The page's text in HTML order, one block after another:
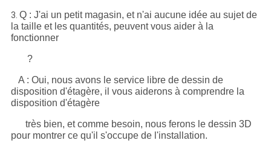
3. Q : J'ai un petit magasin, et n'ai aucune idée au sujet de
la taille et les quantités, peuvent vous aider à la
fonctionner
?
A : Oui, nous avons le service libre de dessin de
disposition d'étagère, il vous aiderons à comprendre la
disposition d'étagère
très bien, et comme besoin, nous ferons le dessin 3D
pour montrer ce qu'il s'occupe de l'installation.